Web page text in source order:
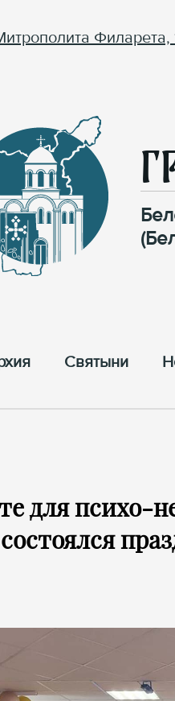
Филарета,
Cвятыни
для психо-